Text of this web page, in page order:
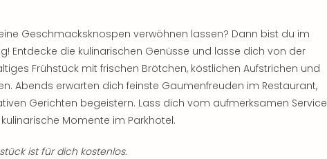
Geschmacksknospen verwöhnen lassen? Dann bist du im
Entdecke die kulinarischen Genüsse und lasse dich von der
Frühstück mit frischen Brötchen, köstlichen Aufstrichen und
Abends erwarten dich feinste Gaumenfreuden im Restaurant,
Gerichten begeistern. Lass dich vom aufmerksamen Service
Momente im Parkhotel.
ist für dich kostenlos.